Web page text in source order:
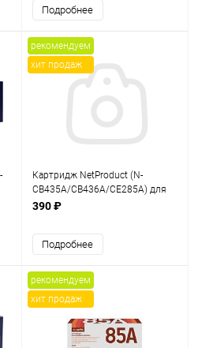
Подробнее
рекомендуем
хит продаж
Картридж NetProduct (N-
CB435A/CB436A/CE285A) для
HP LJ P1005/P1505/Canon 725,
390 ₽
Подробнее
рекомендуем
хит продаж